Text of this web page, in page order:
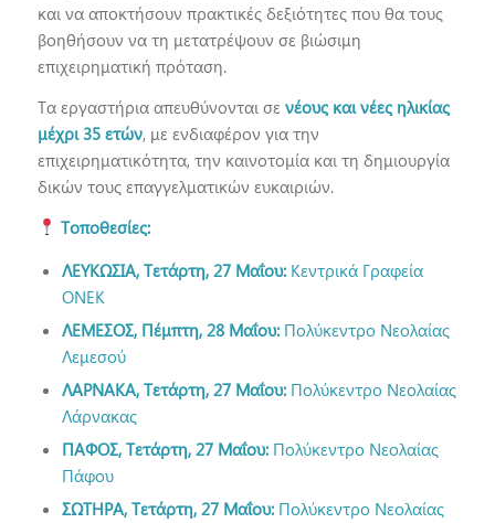
και να αποκτήσουν πρακτικές δεξιότητες που θα τους
βοηθήσουν να τη μετατρέψουν σε βιώσιμη
επιχειρηματική πρόταση.
Τα εργαστήρια απευθύνονται σε νέους και νέες ηλικίας
μέχρι 35 ετών, με ενδιαφέρον για την
επιχειρηματικότητα, την καινοτομία και τη δημιουργία
δικών τους επαγγελματικών ευκαιριών.
Τοποθεσίες:
ΛΕΥΚΩΣΙΑ, Τετάρτη, 27 Μαΐου: Κεντρικά Γραφεία
ΟΝΕΚ
ΛΕΜΕΣΟΣ, Πέμπτη, 28 Μαΐου: Πολύκεντρο Νεολαίας
Λεμεσού
ΛΑΡΝΑΚΑ, Τετάρτη, 27 Μαΐου: Πολύκεντρο Νεολαίας
Λάρνακας
ΠΑΦΟΣ, Τετάρτη, 27 Μαΐου: Πολύκεντρο Νεολαίας
Πάφου
ΣΩΤΗΡΑ, Τετάρτη, 27 Μαΐου: Πολύκεντρο Νεολαίας